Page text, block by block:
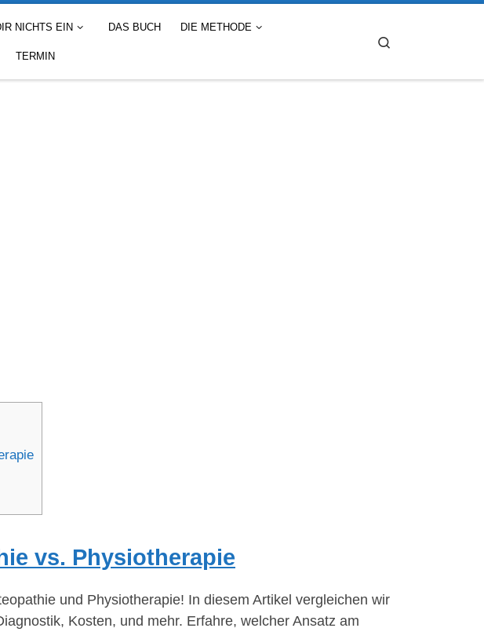
NICHTS EIN DAS BUCH DIE METHODE
TERMIN
vs. Physiotherapie
und Physiotherapie! In diesem Artikel vergleichen wir
Kosten, und mehr. Erfahre, welcher Ansatz am